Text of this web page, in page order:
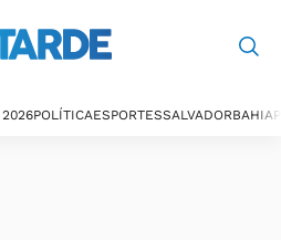
2026POLÍTICAESPORTESSALVADORBAHIA